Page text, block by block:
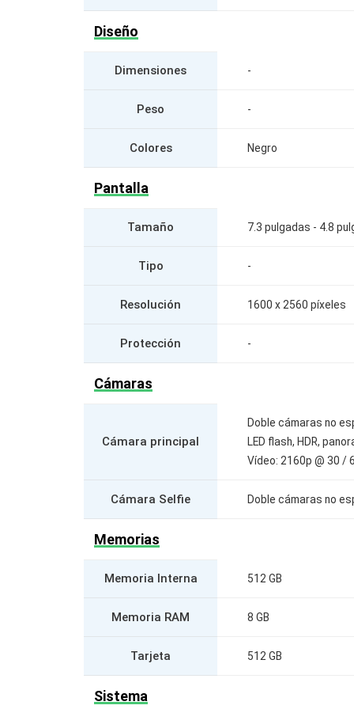
Diseño
Dimensiones -
Peso -
Colores Negro
Pantalla
Tamaño 7.3 pulgadas - 4.8
Tipo -
Resolución 1600 x 2560 píxeles
Protección -
Cámaras
Cámara principal
Doble cámaras no
LED flash, HDR,
Vídeo: 2160p @ 30 /
Cámara Selfie Doble cámaras no
Memorias
Memoria Interna 512 GB
Memoria RAM 8 GB
Tarjeta 512 GB
Sistema